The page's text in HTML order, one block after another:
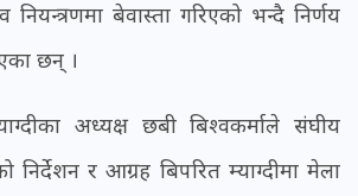
नियन्त्रणमा बेवास्ता गरिएको भन्दै निर्णय
छन् ।
अध्यक्ष छबी बिश्वकर्माले संघीय
निर्देशन र आग्रह बिपरित म्याग्दीमा मेला